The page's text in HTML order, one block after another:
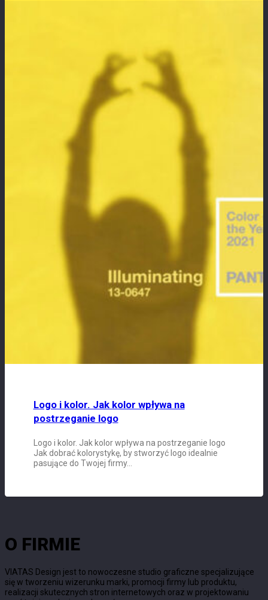
Logo i kolor. Jak kolor wpływa na
postrzeganie logo
Logo i kolor. Jak kolor wpływa na postrzeganie logo
Jak dobrać kolorystykę, by stworzyć logo idealnie
pasujące do Twojej firmy…
O FIRMIE
VIATAS Design jest to nowoczesne studio graficzne specjalizujące
się w tworzeniu wizerunku marki, promocji firmy lub produktu,
realizacji skutecznych stron internetowych oraz w projektowaniu